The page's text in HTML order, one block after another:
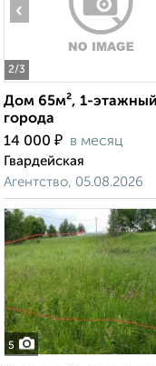
2/3
‹
Дом 65м², 1-
города
14 000 ₽ в месяц
Гвардейская
Агентство, 05.08.2026
5